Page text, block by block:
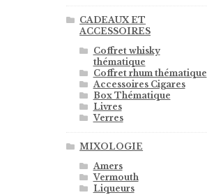
CADEAUX ET
ACCESSOIRES
Coffret whisky
thématique
Coffret rhum thématique
Accessoires Cigares
Box Thématique
Livres
Verres
MIXOLOGIE
Amers
Vermouth
Liqueurs